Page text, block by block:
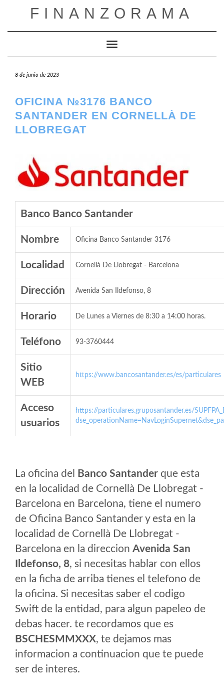
FINANZORAMA
Cambiar modo de navegación
8 de junio de 2023
OFICINA №3176 BANCO
SANTANDER EN CORNELLÀ DE
LLOBREGAT
Banco Banco Santander
Nombre Oficina Banco Santander 3176
Localidad Cornellà De Llobregat - Barcelona
Dirección Avenida San Ildefonso, 8
Horario De Lunes a Viernes de 8:30 a 14:00 horas.
Teléfono 93-3760444
Sitio
WEB
https://www.bancosantander.es/es/particulares
Acceso
usuarios
https://particulares.gruposantander.es/
La oficina del Banco Santander que esta
en la localidad de Cornellà De Llobregat -
Barcelona en Barcelona, tiene el numero
de Oficina Banco Santander y esta en la
localidad de Cornellà De Llobregat -
Barcelona en la direccion Avenida San
Ildefonso, 8, si necesitas hablar con ellos
en la ficha de arriba tienes el telefono de
la oficina. Si necesitas saber el codigo
Swift de la entidad, para algun papeleo de
debas hacer. te recordamos que es
BSCHESMMXXX, te dejamos mas
informacion a continuacion que te puede
ser de interes.